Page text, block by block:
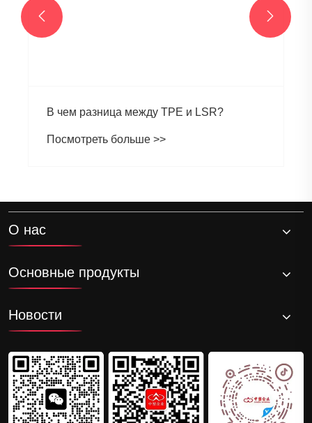
 
О нас
Основные продукты
Новости